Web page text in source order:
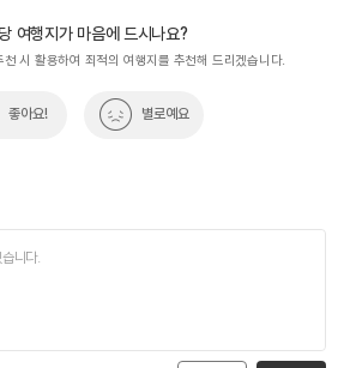
여행지가 마음에 드시나요?
시 활용하여 최적의 여행지를 추천해 드리겠습니다.
좋아요! 별로예요